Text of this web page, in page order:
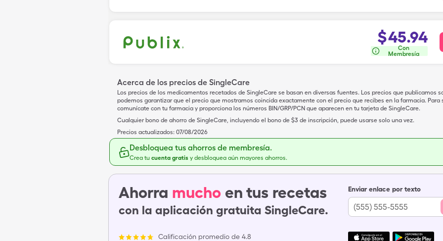
$45.94
Con
Membresía
Acerca de los precios de SingleCare
Los precios de los medicamentos recetados de SingleCare se basan en diversas fuentes. Los precios que publicamos
podemos garantizar que el precio que mostramos coincida exactamente con el precio que recibes en la farmacia. Para
comunícate con tu farmacia y proporciona los números BIN/GRP/PCN que aparecen en tu tarjeta de SingleCare.
Cualquier bono de ahorro de SingleCare, incluyendo el bono de $3 de inscripción, puede usarse solo una vez.
Precios actualizados: 07/08/2026
Desbloquea tus ahorros de membresía.
Crea tu cuenta gratis y desbloquea aún mayores ahorros.
Ahorra mucho en tus recetas
con la aplicación gratuita SingleCare.
Calificación promedio de 4.8
Enviar enlace por texto